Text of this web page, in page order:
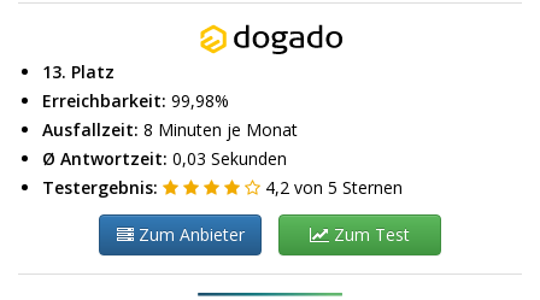
13. Platz
Erreichbarkeit: 99,98%
Ausfallzeit: 8 Minuten je Monat
Ø Antwortzeit: 0,03 Sekunden
Testergebnis:
4,2 von 5 Sternen
Zum Anbieter Zum Test